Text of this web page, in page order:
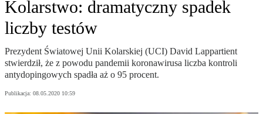
Kolarstwo: dramatyczny spadek
liczby testów
Prezydent Światowej Unii Kolarskiej (UCI) David Lappartient
stwierdził, że z powodu pandemii koronawirusa liczba kontroli
antydopingowych spadła aż o 95 procent.
Publikacja: 08.05.2020 10:59